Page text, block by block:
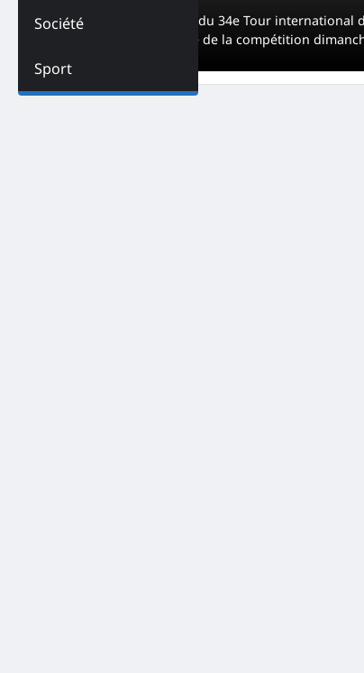
Société
Sport
Dans un final captivant du 34e Tour international
la 10e et dernière étape de la compétition